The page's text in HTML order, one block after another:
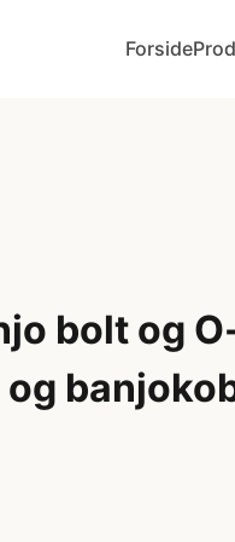
Forside
bolt og